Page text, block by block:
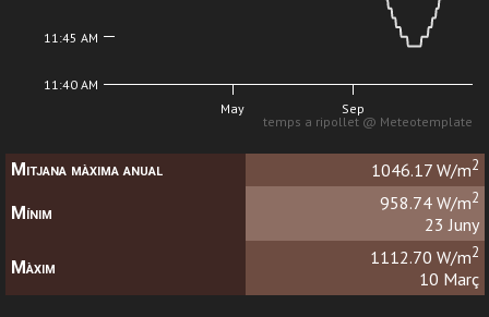
May Sep
11:40 AM
11:45 AM
temps a ripollet @ Meteotemplate
Mitjana màxima anual 1046.17 W/m2
Mínim 958.74 W/m2
23 Juny
Màxim 1112.70 W/m2
10 Març